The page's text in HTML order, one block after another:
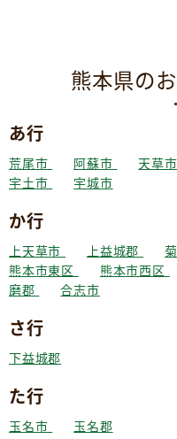
熊本県の
あ行
荒尾市 阿蘇市 天草市
宇土市
宇城市
か行
上天草市 上益城郡
熊本市東区
熊本市西区
磨郡
合志市
さ行
下益城郡
た行
玉名市 玉名郡